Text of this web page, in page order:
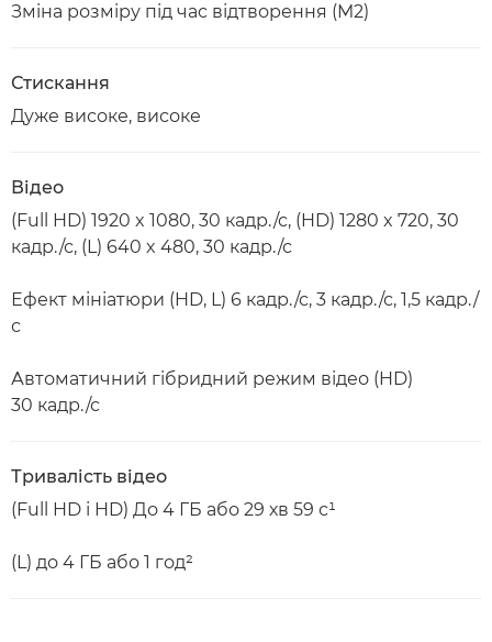
Зміна розміру під час відтворення (M2)
Стискання
Дуже високе, високе
Відео
(Full HD) 1920 x 1080, 30 кадр./с, (HD) 1280 x 720, 30
кадр./с, (L) 640 x 480, 30 кадр./с
Ефект мініатюри (HD, L) 6 кадр./с, 3 кадр./с, 1,5 кадр./
с
Автоматичний гібридний режим відео (HD)
30 кадр./с
Тривалість відео
(Full HD і HD) До 4 ГБ або 29 хв 59 с¹
(L) до 4 ГБ або 1 год²